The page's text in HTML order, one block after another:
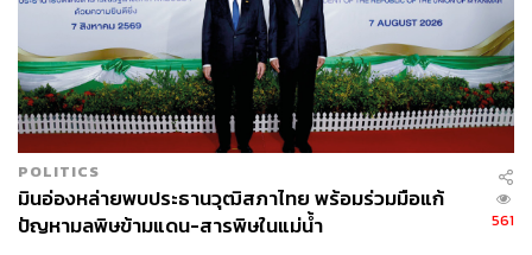
289
POLITICS
มินอ่องหล่ายพบประธานวุฒิสภาไทย พร้อมร่วมมือแก้
ปัญหามลพิษข้ามแดน-สารพิษในแม่น้ำ
561